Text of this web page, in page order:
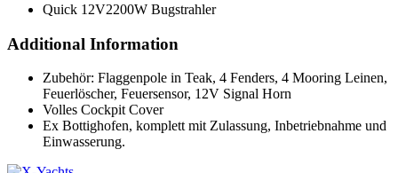
Quick 12V2200W Bugstrahler
Additional Information
Zubehör: Flaggenpole in Teak, 4 Fenders, 4 Mooring Leinen,
Feuerlöscher, Feuersensor, 12V Signal Horn
Volles Cockpit Cover
Ex Bottighofen, komplett mit Zulassung, Inbetriebnahme und
Einwasserung.